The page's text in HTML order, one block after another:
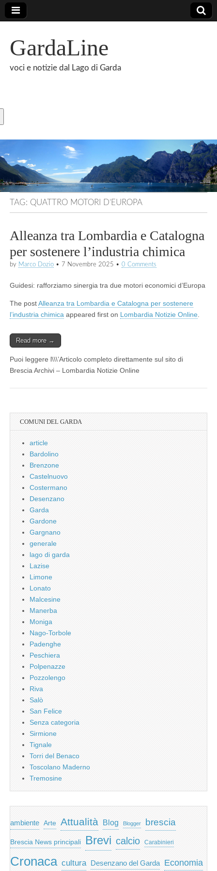
GardaLine
voci e notizie dal Lago di Garda
TAG: QUATTRO MOTORI D’EUROPA
Alleanza tra Lombardia e Catalogna
per sostenere l’industria chimica
by Marco Dozio • 7 Novembre 2025 • 0 Comments
Guidesi: rafforziamo sinergia tra due motori economici d’Europa
The postAlleanza tra Lombardia e Catalogna per sostenere
l’industria chimica appeared first on Lombardia Notizie Online
Read more →
Puoi leggere l\\\’Articolo completo direttamente sul sito di
Brescia Archivi – Lombardia Notizie Online
COMUNI DEL GARDA
article
Bardolino
Brenzone
Castelnuovo
Costermano
Desenzano
Garda
Gardone
Gargnano
generale
lago di garda
Lazise
Limone
Lonato
Malcesine
Manerba
Moniga
Nago-Torbole
Padenghe
Peschiera
Polpenazze
Pozzolengo
Riva
Salò
San Felice
Senza categoria
Sirmione
Tignale
Torri del Benaco
Toscolano Maderno
Tremosine
ambiente Arte Attualità Blog Blogger brescia
Brescia News principali Brevi calcio Carabinieri
Cronaca cultura Desenzano del Garda Economia